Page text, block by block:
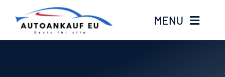
Inhalt
springen
MENU